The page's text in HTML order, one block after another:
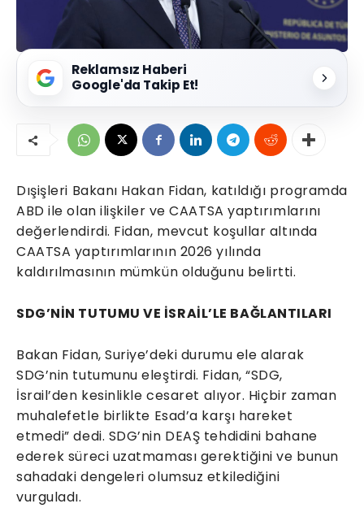
Reklamsız Haberi
Google'da Takip Et!
Dışişleri Bakanı Hakan Fidan, katıldığı programda
ABD ile olan ilişkiler ve CAATSA yaptırımlarını
değerlendirdi. Fidan, mevcut koşullar altında
CAATSA yaptırımlarının 2026 yılında
kaldırılmasının mümkün olduğunu belirtti.
SDG’NİN TUTUMU VE İSRAİL’LE BAĞLANTILARI
Bakan Fidan, Suriye’deki durumu ele alarak
SDG’nin tutumunu eleştirdi. Fidan, “SDG,
İsrail’den kesinlikle cesaret alıyor. Hiçbir zaman
muhalefetle birlikte Esad’a karşı hareket
etmedi” dedi. SDG’nin DEAŞ tehdidini bahane
ederek süreci uzatmaması gerektiğini ve bunun
sahadaki dengeleri olumsuz etkilediğini
vurguladı.